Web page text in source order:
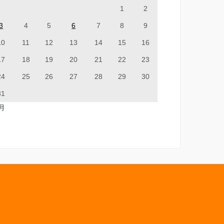
1 2
4 5 6 7 8 9
11 12 13 14 15 16
18 19 20 21 22 23
25 26 27 28 29 30